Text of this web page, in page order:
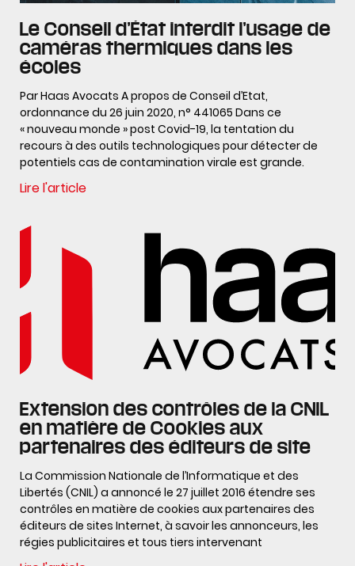
Le Conseil d’État interdit l’usage de
caméras thermiques dans les
écoles
Par Haas Avocats A propos de Conseil d’Etat,
ordonnance du 26 juin 2020, n° 441065 Dans ce
« nouveau monde » post Covid-19, la tentation du
recours à des outils technologiques pour détecter de
potentiels cas de contamination virale est grande.
Lire l'article
Extension des contrôles de la CNIL
en matière de Cookies aux
partenaires des éditeurs de site
La Commission Nationale de l’Informatique et des
Libertés (CNIL) a annoncé le 27 juillet 2016 étendre ses
contrôles en matière de cookies aux partenaires des
éditeurs de sites Internet, à savoir les annonceurs, les
régies publicitaires et tous tiers intervenant